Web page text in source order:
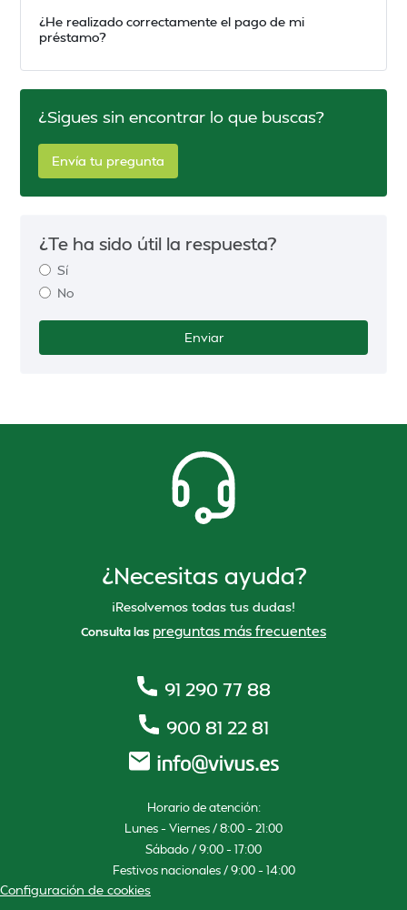
¿He realizado correctamente el pago de mi
préstamo?
¿Sigues sin encontrar lo que buscas?
Envía tu pregunta
¿Te ha sido útil la respuesta?
Sí
No
¿Necesitas ayuda?
¡Resolvemos todas tus dudas!
Consulta las preguntas más frecuentes
91 290 77 88
900 81 22 81
Horario de atención:
Lunes – Viernes / 8:00 – 21:00
Sábado / 9:00 – 17:00
Festivos nacionales / 9:00 – 14:00
Configuración de cookies